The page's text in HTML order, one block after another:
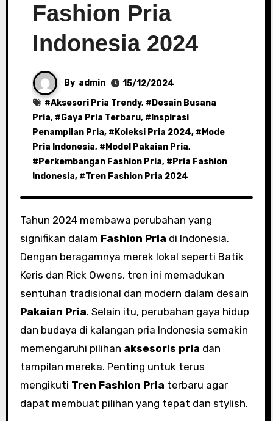
Fashion Pria
Indonesia 2024
By admin
15/12/2024
#Aksesori Pria Trendy, # Desain Busana
Pria, #Gaya Pria Terbaru, # Inspirasi
Penampilan Pria, # Koleksi Pria 2024, # Mode
Pria Indonesia, # Model Pakaian Pria,
# Perkembangan Fashion Pria, # Pria Fashion
Indonesia, #Tren Fashion Pria 2024
Tahun 2024 membawa perubahan yang
signifikan dalam Fashion Pria di Indonesia.
Dengan beragamnya merek lokal seperti Batik
Keris dan Rick Owens, tren ini memadukan
sentuhan tradisional dan modern dalam desain
Pakaian Pria. Selain itu, perubahan gaya hidup
dan budaya di kalangan pria Indonesia semakin
memengaruhi pilihan aksesoris pria dan
tampilan mereka. Penting untuk terus
mengikuti Tren Fashion Pria terbaru agar
dapat membuat pilihan yang tepat dan stylish.